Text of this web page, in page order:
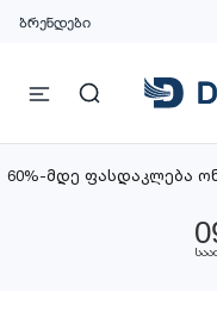
ბრენდები
60%-მდე ფასდაკლება